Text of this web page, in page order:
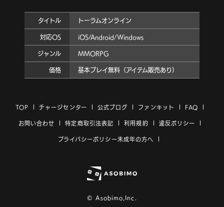
タイトル トーラムオンライン
対応OS iOS/Android/Windows
ジャンル MMORPG
価格 基本プレイ無料（アイテム販売あり）
TOP チャージセンター 公式ブログ ファンキット FAQ
お問い合わせ 特定商取引法表記 利用規約 違反ポリシー
プライバシーポリシー未成年の方へ
© Asobimo,Inc.